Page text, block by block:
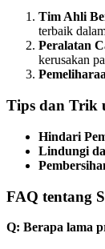
Tim Ahli
terbaik
Peralatan
kerusakan
Tips dan Trik
Hindari
Lindungi
FAQ tentang
Q: Berapa lama